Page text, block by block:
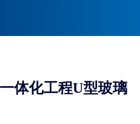
体化工程U型玻璃